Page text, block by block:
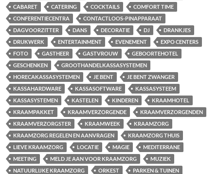
CABARET
CATERING COCKTAILS
COMFORT TIME
CONFERENTIECENTRA
CONTACTLOOS-PINAPPARAAT
DAGVOORZITTER
DANS DECORATIE DJ
DRANKJES
DRUKWERK
ENTERTAINMENT EVENEMENT
EXPO CENTERS
FOTO
GASTHEER GASTVROUW
GEBOORTEHOTEL
GESCHENKEN
GROOTHANDELKASSASYSTEMEN
HORECAKASSASYSTEMEN
JE BENT
JE BENT ZWANGER
KASSAHARDWARE
KASSASOFTWARE
KASSASYSTEEM
KASSASYSTEMEN
KASTELEN KINDEREN
KRAAMHOTEL
KRAAMPAKKET
KRAAMVERZORGENDE
KRAAMVERZORGENDEN
KRAAMVERZORGSTER
KRAAMWEEK
KRAAMZORG
KRAAMZORG REGELEN EN AANVRAGEN
KRAAMZORG THUIS
LIEVE KRAAMZORG
LOCATIE MAGIE
MEDITERRANE
MEETING
MELD JE AAN VOOR KRAAMZORG
MUZIEK
NATUURLIJKE KRAAMZORG
ORKEST
PARKEN & TUINEN